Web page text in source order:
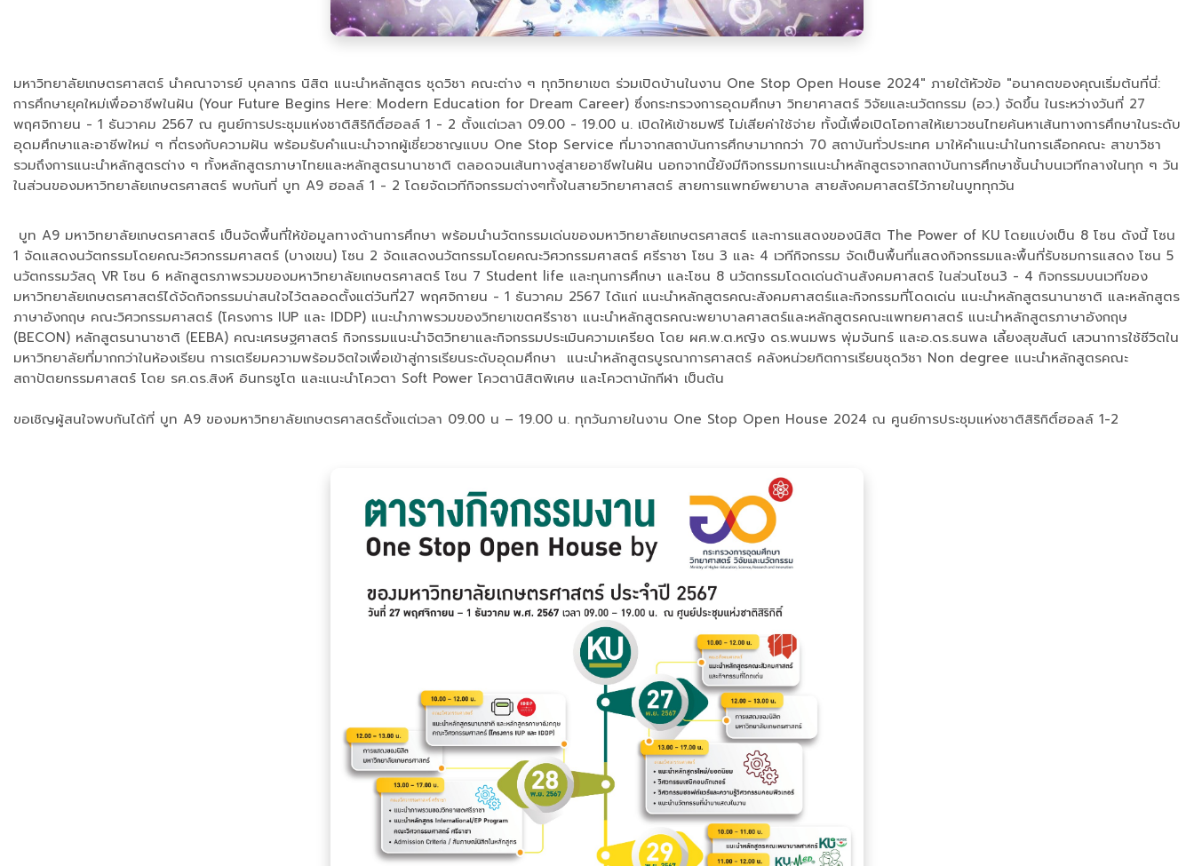
มหาวิทยาลัยเกษตรศาสตร์ นำคณาจารย์ บุคลากร นิสิต แนะนำหลักสูตร ชุดวิชา คณะต่าง ๆ ทุกวิทยาเขต ร่วมเปิดบ้านในงาน One Stop Open House 2024" ภายใต้หัวข้อ "อนาคตของคุณเริ่มต้นที่นี่:
การศึกษายุคใหม่เพื่ออาชีพในฝัน (Your Future Begins Here: Modern Education for Dream Career) ซึ่งกระทรวงการอุดมศึกษา วิทยาศาสตร์ วิจัยและนวัตกรรม (อว.) จัดขึ้น ในระหว่างวันที่ 27
พฤศจิกายน - 1 ธันวาคม 2567 ณ ศูนย์การประชุมแห่งชาติสิริกิติ์ฮอลล์ 1 - 2 ตั้งแต่เวลา 09.00 - 19.00 น. เปิดให้เข้าชมฟรี ไม่เสียค่าใช้จ่าย ทั้งนี้เพื่อเปิดโอกาสให้เยาวชนไทยค้นหาเส้นทางการศึกษาในระดับ
อุดมศึกษาและอาชีพใหม่ ๆ ที่ตรงกับความฝัน พร้อมรับคำแนะนำจากผู้เชี่ยวชาญแบบ One Stop Service ที่มาจากสถาบันการศึกษามากกว่า 70 สถาบันทั่วประเทศ มาให้คำแนะนำในการเลือกคณะ สาขาวิชา
รวมถึงการแนะนำหลักสูตรต่าง ๆ ทั้งหลักสูตรภาษาไทยและหลักสูตรนานาชาติ ตลอดจนเส้นทางสู่สายอาชีพในฝัน นอกจากนี้ยังมีกิจกรรมการแนะนำหลักสูตรจากสถาบันการศึกษาชั้นนำบนเวทีกลางในทุก ๆ วัน
ในส่วนของมหาวิทยาลัยเกษตรศาสตร์ พบกันที่ บูท A9 ฮอลล์ 1 - 2 โดยจัดเวทีกิจกรรมต่างๆทั้งในสายวิทยาศาสตร์ สายการแพทย์พยาบาล สายสังคมศาสตร์ไว้ภายในบูททุกวัน
บูท A9 มหาวิทยาลัยเกษตรศาสตร์ เป็นจัดพื้นที่ให้ข้อมูลทางด้านการศึกษา พร้อมนำนวัตกรรมเด่นของมหาวิทยาลัยเกษตรศาสตร์ และการแสดงของนิสิต The Power of KU โดยแบ่งเป็น 8 โซน ดังนี้ โซน
1 จัดแสดงนวัตกรรมโดยคณะวิศวกรรมศาสตร์ (บางเขน) โซน 2 จัดแสดงนวัตกรรมโดยคณะวิศวกรรมศาสตร์ ศรีราชา โซน 3 และ 4 เวทีกิจกรรม จัดเป็นพื้นที่แสดงกิจกรรมและพื้นที่รับชมการแสดง โซน 5
นวัตกรรมวัสดุ VR โซน 6 หลักสูตรภาพรวมของมหาวิทยาลัยเกษตรศาสตร์ โซน 7 Student life และทุนการศึกษา และโซน 8 นวัตกรรมโดดเด่นด้านสังคมศาสตร์ ในส่วนโซน3 - 4 กิจกรรมบนเวทีของ
มหาวิทยาลัยเกษตรศาสตร์ได้จัดกิจกรรมน่าสนใจไว้ตลอดตั้งแต่วันที่27 พฤศจิกายน - 1 ธันวาคม 2567 ได้แก่ แนะนำหลักสูตรคณะสังคมศาสตร์และกิจกรรมที่โดดเด่น แนะนำหลักสูตรนานาซาติ และหลักสูตร
ภาษาอังกฤษ คณะวิศวกรรมศาสตร์ (โครงการ IUP และ IDDP) แนะนำภาพรวมของวิทยาเขตศรีราชา แนะนำหลักสูตรคณะพยาบาลศาสตร์และหลักสูตรคณะแพทยศาสตร์ แนะนำหลักสูตรภาษาอังกฤษ
(BECON) หลักสูตรนานาชาติ (EEBA) คณะเศรษฐศาสตร์ กิจกรรมแนะนำจิตวิทยาและกิจกรรมประเมินความเครียด โดย ผศ.พ.ต.หญิง ดร.พนมพร พุ่มจันทร์ และอ.ดร.ธนพล เลี้ยงสุขสันต์ เสวนาการใช้ชีวิตใน
มหาวิทยาลัยที่มากกว่าในห้องเรียน การเตรียมความพร้อมจิตใจเพื่อเข้าสู่การเรียนระดับอุดมศึกษา แนะนำหลักสูตรบูรณาการศาสตร์ คลังหน่วยกิตการเรียนชุดวิชา Non degree แนะนำหลักสูตรคณะ
สถาปัตยกรรมศาสตร์ โดย รศ.ดร.สิงห์ อินทรชูโต และแนะนำโควตา Soft Power โควตานิสิตพิเศษ และโควตานักกีฬา เป็นต้น
ขอเชิญผู้สนใจพบกันได้ที่ บูท A9 ของมหาวิทยาลัยเกษตรศาสตร์ตั้งแต่เวลา 09.00 น – 19.00 น. ทุกวันภายในงาน One Stop Open House 2024 ณ ศูนย์การประชุมแห่งชาติสิริกิติ์ฮอลล์ 1-2